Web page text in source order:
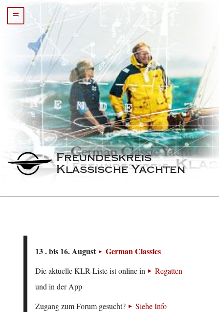
=
Freundeskreis
Klassische Yachten
13 . bis 16. August German Classics
Die aktuelle KLR-Liste ist online in
Regatten
und in der App
Zugang zum Forum gesucht?
Siehe Info